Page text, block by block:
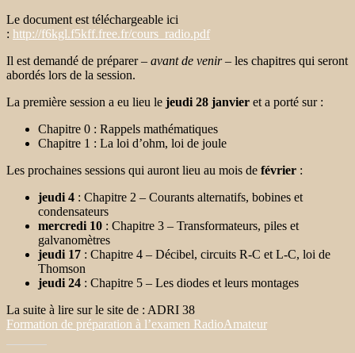
Le document est téléchargeable ici
: http://f6kgl.f5kff.free.fr/cours_radio.pdf
Il est demandé de préparer – avant de venir– les chapitres qui seront
abordés lors de la session.
La première session a eu lieu le jeudi 28 janvier et a porté sur :
Chapitre 0 : Rappels mathématiques
Chapitre 1 : La loi d’ohm, loi de joule
Les prochaines sessions qui auront lieu au mois de février :
jeudi 4 : Chapitre 2 – Courants alternatifs, bobines et
condensateurs
mercredi 10 : Chapitre 3 – Transformateurs, piles et
galvanomètres
jeudi 17 : Chapitre 4 – Décibel, circuits R-C et L-C, loi de
Thomson
jeudi 24 : Chapitre 5 – Les diodes et leurs montages
La suite à lire sur le site de : ADRI 38
Formation de préparation à l’examen RadioAmateur